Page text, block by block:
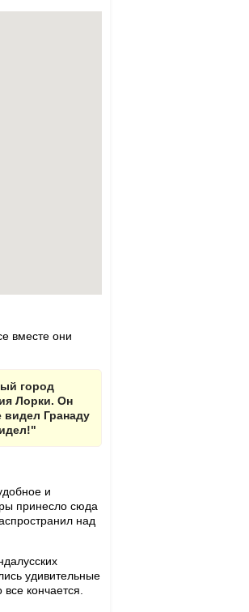
вместе они
город
Лорки. Он
видел Гранаду
и
принесло сюда
над
удивительные
кончается.